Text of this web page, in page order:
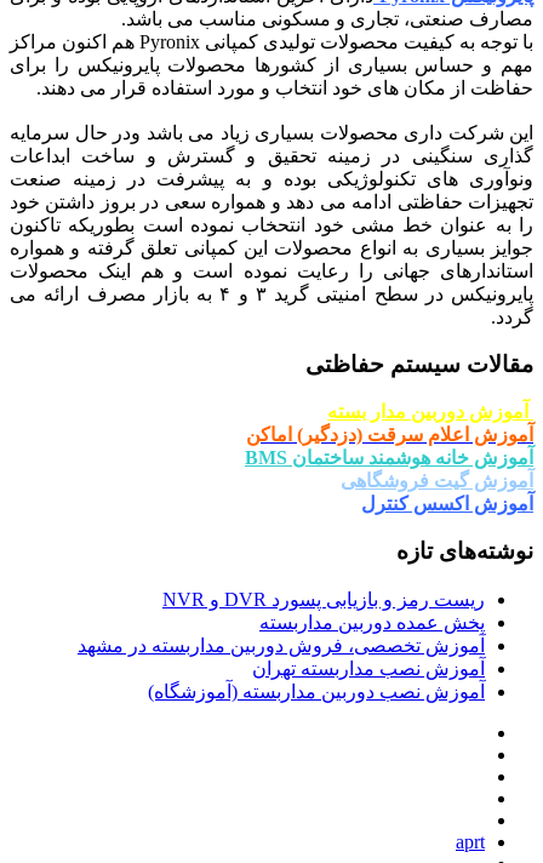
مصارف صنعتی، تجاری و مسکونی مناسب می باشد.
با توجه به کیفیت محصولات تولیدی کمپانی Pyronix هم اکنون مراکز
مهم و حساس بسیاری از کشورها محصولات پایرونیکس را برای
حفاظت از مکان های خود انتخاب و مورد استفاده قرار می دهند.
این شرکت داری محصولات بسیاری زیاد می باشد ودر حال سرمایه
گذاری سنگینی در زمینه تحقیق و گسترش و ساخت ابداعات
ونوآوری های تکنولوژیکی بوده و به پیشرفت در زمینه صنعت
تجهیزات حفاظتی ادامه می دهد و همواره سعی در بروز داشتن خود
را به عنوان خط مشی خود انتحخاب نموده است بطوریکه تاکنون
جوایز بسیاری به انواع محصولات این کمپانی تعلق گرفته و همواره
استاندارهای جهانی را رعایت نموده است و هم اینک محصولات
پایرونیکس در سطح امنیتی گرید ۳ و ۴ به بازار مصرف ارائه می
گردد.
مقالات سیستم حفاظتی
آموزش دوربین مدار بسته
آموزش اعلام سرقت (دزدگیر) اماکن
آموزش خانه هوشمند ساختمان BMS
آموزش گیت فروشگاهی
آموزش اکسس کنترل
نوشته‌های تازه
ریست رمز و بازیابی پسورد DVR و NVR
پخش عمده دوربین مداربسته
آموزش تخصصی، فروش دوربین مداربسته در مشهد
آموزش نصب مداربسته تهران
آموزش نصب دوربین مداربسته (آموزشگاه)
aprt